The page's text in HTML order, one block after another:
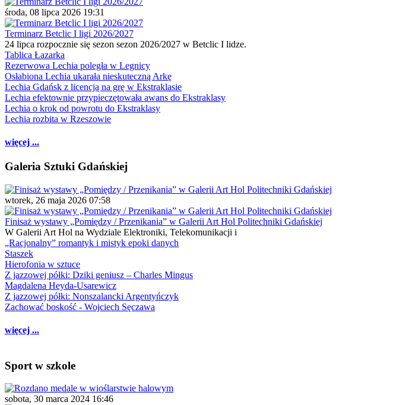
środa, 08 lipca 2026 19:31
Terminarz Betclic I ligi 2026/2027
24 lipca rozpocznie się sezon sezon 2026/2027 w Betclic I lidze.
Tablica Łazarka
Rezerwowa Lechia poległa w Legnicy
Osłabiona Lechia ukarała nieskuteczną Arkę
Lechia Gdańsk z licencją na grę w Ekstraklasie
Lechia efektownie przypieczętowała awans do Ekstraklasy
Lechia o krok od powrotu do Ekstraklasy
Lechia rozbita w Rzeszowie
więcej ...
Galeria Sztuki Gdańskiej
wtorek, 26 maja 2026 07:58
Finisaż wystawy „Pomiędzy / Przenikania” w Galerii Art Hol Politechniki Gdańskiej
W Galerii Art Hol na Wydziale Elektroniki, Telekomunikacji i
„Racjonalny” romantyk i mistyk epoki danych
Staszek
Hierofonia w sztuce
Z jazzowej półki: Dziki geniusz – Charles Mingus
Magdalena Heyda-Usarewicz
Z jazzowej półki: Nonszalancki Argentyńczyk
Zachować boskość - Wojciech Sęczawa
więcej ...
Sport w szkole
sobota, 30 marca 2024 16:46